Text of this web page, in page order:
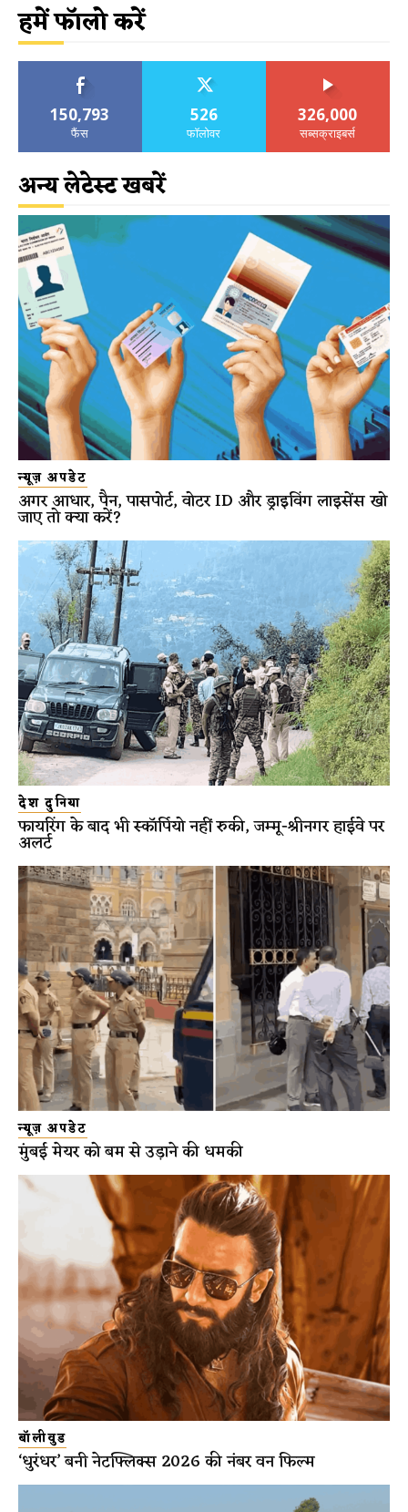
हमें फॉलो करें
150,793
फैंस
526
फॉलोवर
326,000
सब्सक्राइबर्स
अन्य लेटेस्ट खबरें
न्यूज़ अपडेट
अगर आधार, पैन, पासपोर्ट, वोटर ID और ड्राइविंग लाइसेंस खो
जाए तो क्या करें?
देश दुनिया
फायरिंग के बाद भी स्कॉर्पियो नहीं रुकी, जम्मू-श्रीनगर हाईवे पर
अलर्ट
न्यूज़ अपडेट
मुंबई मेयर को बम से उड़ाने की धमकी
बॉलीवुड
‘धुरंधर’ बनी नेटफ्लिक्स 2026 की नंबर वन फिल्म